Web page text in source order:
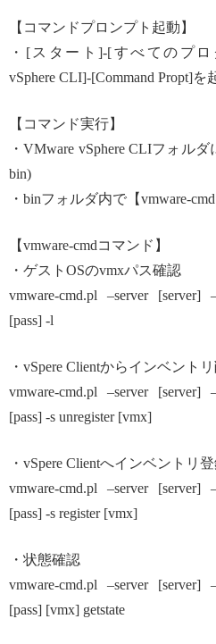
【コマンドプロンプト起動】
・[スタート]-[すべてのプロ
vSphere CLI]-[Command Propt]を
【コマンド実行】
・VMware vSphere CLIフォル
bin)
・binフォルダ内で【vmware-
【vmware-cmdコマンド】
・ゲストOSのvmxパス確認
vmware-cmd.pl –server [server]
[pass] -l
・vSpere Clientからインベント
vmware-cmd.pl –server [server]
[pass] -s unregister [vmx]
・vSpere Clientへインベントリ
vmware-cmd.pl –server [server]
[pass] -s register [vmx]
・状態確認
vmware-cmd.pl –server [server]
[pass] [vmx] getstate